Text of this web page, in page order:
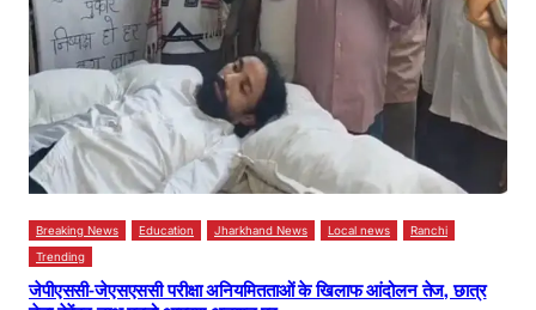
Breaking News Education Jharkhand News Local news
Ranchi
Trending
जेपीएससी-जेएसएससी परीक्षा अनियमितताओं के खिलाफ आंदोलन तेज, छात्र